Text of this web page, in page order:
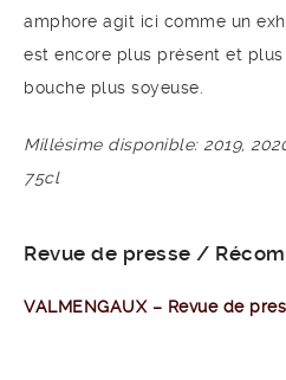
amphore agit ici comme un
est encore plus présent et
bouche plus soyeuse.
Millésime disponible: 2019,
75cl
Revue de presse /
VALMENGAUX – Revue de